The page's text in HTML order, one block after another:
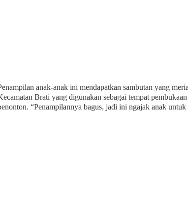
anak-anak ini mendapatkan sambutan yang
Brati yang digunakan sebagai tempat
“Penampilannya bagus, jadi ini ngajak anak